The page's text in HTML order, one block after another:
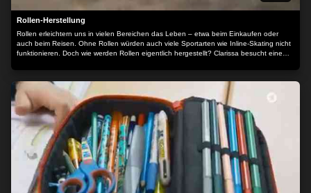
Rollen-Herstellung
Rollen erleichtern uns in vielen Bereichen das Leben – etwa beim Einkaufen oder
auch beim Reisen. Ohne Rollen würden auch viele Sportarten wie Inline-Skating nicht
funktionieren. Doch wie werden Rollen eigentlich hergestellt? Clarissa besucht eine
zwar ganz besondere Rollen…